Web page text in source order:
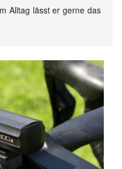
Alltag lässt er gerne das